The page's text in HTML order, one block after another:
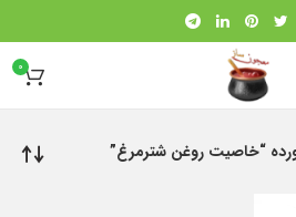
0
“خاصیت روغن شترمرغ”